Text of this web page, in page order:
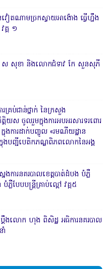
តណាមច្រកស្វាយអាង៉ោង ធ្វើហ្នឹង
គ្គ ១
ស សុខា និងលោកជំទាវ កែ សួនសុភី
រគ្រប់ជាន់ថ្នាក់ នៃក្រសួង
តិយស ចូលរួមក្នុងការអបអរសារទរពោរ
ការដាក់បញ្ចូល «រមណីយដ្ឋាន
នុងបញ្ជីបេតិកភណ្ឌពិភពលោកនៃអង្គ
ងការនគរបាលខេត្តបាត់ដំបង បំភ្លឺ
លឺបែបបន្ត្រីគ្រាប់ល្ពៅ វគ្គ៥
ៃ ប្ដឹងលោក ហុង ពិសិដ្ឋ អធិការនគរបាល